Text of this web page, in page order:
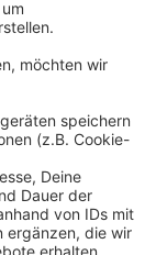
erfolgreich
Anfangstage